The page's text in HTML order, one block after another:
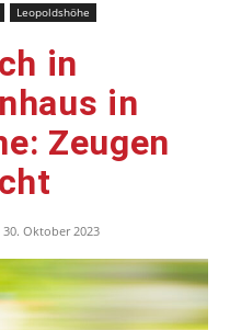
Leopoldshöhe
in
in
Zeugen
30. Oktober 2023